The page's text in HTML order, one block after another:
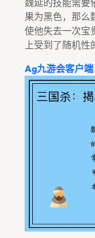
魏延的技能需要
果为黑色，那么
使他失去一次宝
上受到了随机性
Ag九游会客户端